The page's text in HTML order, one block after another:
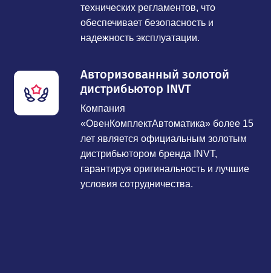
технических регламентов, что
обеспечивает безопасность и
надежность эксплуатации.
Авторизованный золотой
дистрибьютор INVT
Компания
«ОвенКомплектАвтоматика» более 15
лет является официальным золотым
дистрибьютором бренда INVT,
гарантируя оригинальность и лучшие
условия сотрудничества.